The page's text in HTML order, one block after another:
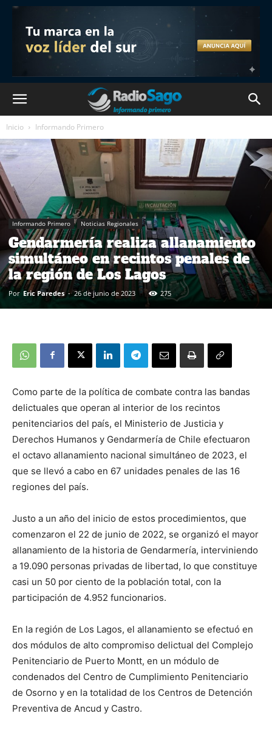
Inicio Informando Primero
Informando Primero Noticias Regionales
Gendarmería realiza allanamiento
simultáneo en recintos penales de
la región de Los Lagos
Por Eric Paredes - 26 de junio de 2023 275
Como parte de la política de combate contra las bandas
delictuales que operan al interior de los recintos
penitenciarios del país, el Ministerio de Justicia y
Derechos Humanos y Gendarmería de Chile efectuaron
el octavo allanamiento nacional simultáneo de 2023, el
que se llevó a cabo en 67 unidades penales de las 16
regiones del país.
Justo a un año del inicio de estos procedimientos, que
comenzaron el 22 de junio de 2022, se organizó el mayor
allanamiento de la historia de Gendarmería, interviniendo
a 19.090 personas privadas de libertad, lo que constituye
casi un 50 por ciento de la población total, con la
participación de 4.952 funcionarios.
En la región de Los Lagos, el allanamiento se efectuó en
dos módulos de alto compromiso delictual del Complejo
Penitenciario de Puerto Montt, en un módulo de
condenados del Centro de Cumplimiento Penitenciario
de Osorno y en la totalidad de los Centros de Detención
Preventiva de Ancud y Castro.